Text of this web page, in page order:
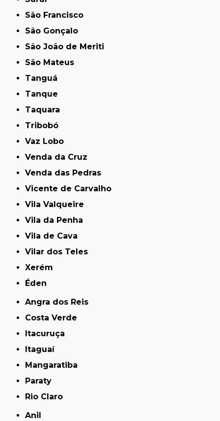
São Francisco
São Gonçalo
São João de Meriti
São Mateus
Tanguá
Tanque
Taquara
Tribobó
Vaz Lobo
Venda da Cruz
Venda das Pedras
Vicente de Carvalho
Vila Valqueire
Vila da Penha
Vila de Cava
Vilar dos Teles
Xerém
Éden
Angra dos Reis
Costa Verde
Itacuruça
Itaguaí
Mangaratiba
Paraty
Rio Claro
Anil